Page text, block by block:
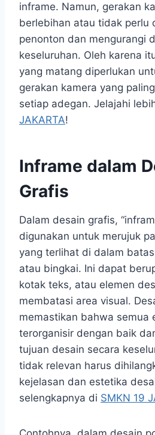
inframe. Namun, gerakan
berlebihan atau tidak perlu
penonton dan mengurangi
keseluruhan. Oleh karena
yang matang diperlukan
gerakan kamera yang
setiap adegan. Jelajahi
JAKARTA!
Inframe dalam
Grafis
Dalam desain grafis,
digunakan untuk merujuk
yang terlihat di dalam
atau bingkai. Ini dapat
kotak teks, atau elemen
membatasi area visual.
memastikan bahwa semua
terorganisir dengan baik
tujuan desain secara
tidak relevan harus
kejelasan dan estetika
selengkapnya di SMKN 19